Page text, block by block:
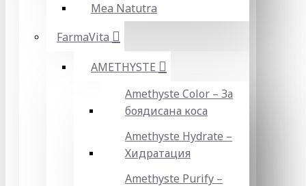
Mea Natutra
FarmaVita
AMETHYSTE
Amethyste Color – За
боядисана коса
Amethyste Hydrate –
Хидратация
Amethyste Purify –